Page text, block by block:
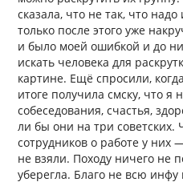
сказала, что не так, что
только после этого уже
и было моей ошибкой и до
искать человека для
картине. Ещё спросили,
итоге получила смску, что
собеседования, счастья,
ли бы они на три
сотрудников о работе у
не взяли. Походу ничего не
уберегла. Благо не всю